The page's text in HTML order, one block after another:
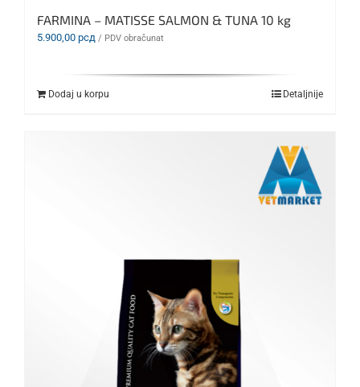
FARMINA – MATISSE SALMON & TUNA 10 kg
5.900,00 рсд / PDV obračunat
Dodaj u korpu Detaljnije